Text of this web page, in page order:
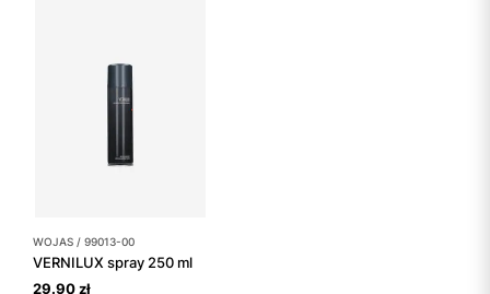
WOJAS / 99013-00
VERNILUX spray 250 ml
29.90 zł